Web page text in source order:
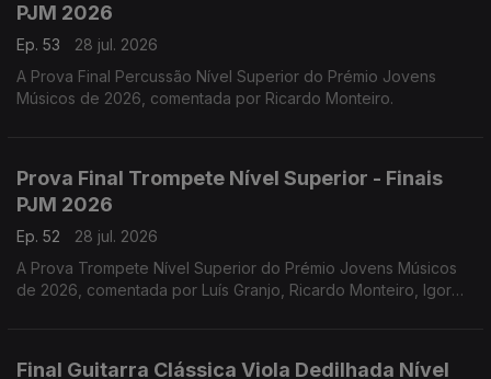
PJM 2026
Ep. 53
28 jul. 2026
A Prova Final Percussão Nível Superior do Prémio Jovens
Músicos de 2026, comentada por Ricardo Monteiro.
Prova Final Trompete Nível Superior - Finais
PJM 2026
Ep. 52
28 jul. 2026
A Prova Trompete Nível Superior do Prémio Jovens Músicos
de 2026, comentada por Luís Granjo, Ricardo Monteiro, Igor
Final Guitarra Clássica Viola Dedilhada Nível